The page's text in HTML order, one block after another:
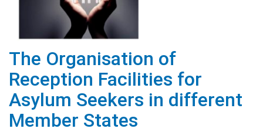
The Organisation of
Reception Facilities for
Asylum Seekers in different
Member States